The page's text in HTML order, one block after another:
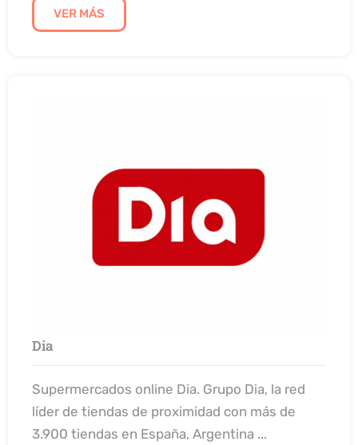
VER MÁS
Dia
Supermercados online Dia. Grupo Dia, la red
líder de tiendas de proximidad con más de
3.900 tiendas en España, Argentina ...